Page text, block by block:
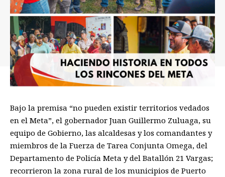
Bajo la premisa “no pueden existir territorios vedados
en el Meta”, el gobernador Juan Guillermo Zuluaga, su
equipo de Gobierno, las alcaldesas y los comandantes y
miembros de la Fuerza de Tarea Conjunta Omega, del
Departamento de Policía Meta y del Batallón 21 Vargas;
recorrieron la zona rural de los municipios de Puerto